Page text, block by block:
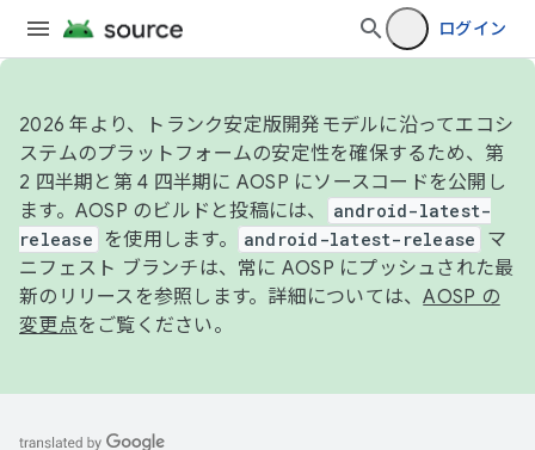
ログイン
2026 年より、トランク安定版開発モデルに沿ってエコシ
ステムのプラットフォームの安定性を確保するため、第
2 四半期と第 4 四半期に AOSP にソースコードを公開し
ます。AOSP のビルドと投稿には、
android-latest-
release
を使用します。 android-latest-release
マ
ニフェスト ブランチは、常に AOSP にプッシュされた最
新のリリースを参照します。詳細については、AOSP の
変更点をご覧ください。